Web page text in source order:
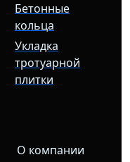
Бетонные
кольца
Укладка
тротуарной
плитки
О компании